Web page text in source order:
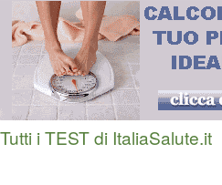
Tutti i TEST di ItaliaSalute.it